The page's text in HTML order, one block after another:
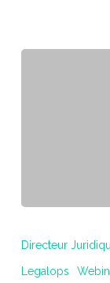
direction
Directeur
Legalops